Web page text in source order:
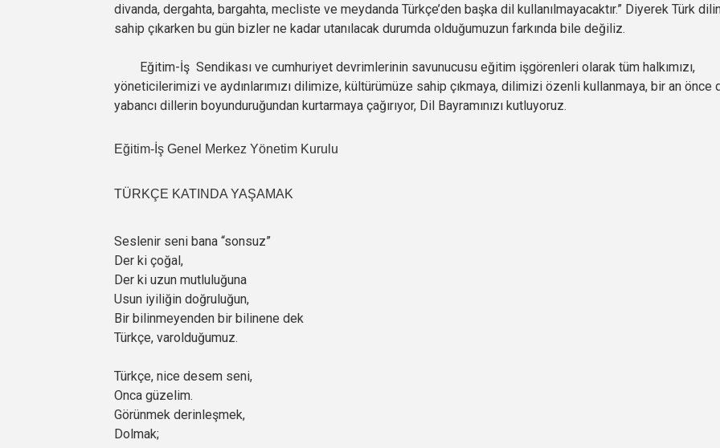
divanda, dergahta, bargahta, mecliste ve meydanda Türkçe’den başka dil kullanılmayacaktır.” Diyerek Türk
sahip çıkarken bu gün bizler ne kadar utanılacak durumda olduğumuzun farkında bile değiliz.
Eğitim-İş Sendikası ve cumhuriyet devrimlerinin savunucusu eğitim işgörenleri olarak tüm halkımızı,
yöneticilerimizi ve aydınlarımızı dilimize, kültürümüze sahip çıkmaya, dilimizi özenli kullanmaya, bir an önce
yabancı dillerin boyunduruğundan kurtarmaya çağırıyor, Dil Bayramınızı kutluyoruz.
Eğitim-İş Genel Merkez Yönetim Kurulu
TÜRKÇE KATINDA YAŞAMAK
Seslenir seni bana “sonsuz”
Der ki çoğal,
Der ki uzun mutluluğuna
Usun iyiliğin doğruluğun,
Bir bilinmeyenden bir bilinene dek
Türkçe, varolduğumuz.
Türkçe, nice desem seni,
Onca güzelim.
Görünmek derinleşmek,
Dolmak;